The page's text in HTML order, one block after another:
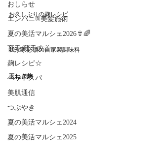
おしらせ
エンパニ®美髪施術
夏の美活マルシェ2026👙🌈
育毛/薄毛改善
麹レシピ☆
ヘッドスパ
美肌通信
つぶやき
夏の美活マルシェ2024
夏の美活マルシェ2025
お久しぶりの麹レシピ
我が家必須の自家製調味料
玉ねぎ麹